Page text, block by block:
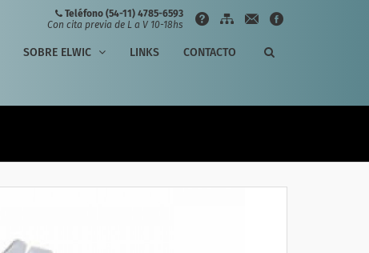
Teléfono (54-11) 4785-6593
Con cita previa de L a V 10-18hs
SOBRE ELWIC LINKS CONTACTO